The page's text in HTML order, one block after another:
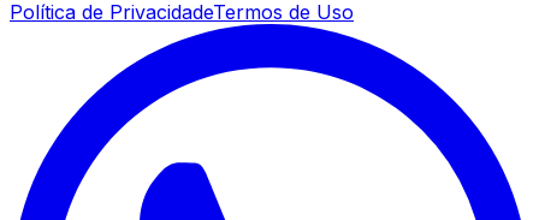
Política de PrivacidadeTermos de Uso